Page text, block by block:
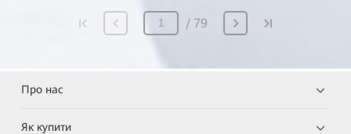
79
Про нас
Як купити